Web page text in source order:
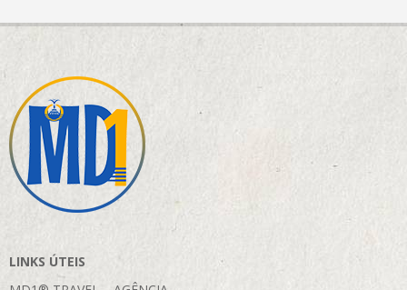
LINKS ÚTEIS